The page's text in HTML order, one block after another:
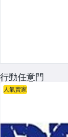
行動任意門
人氣賣家